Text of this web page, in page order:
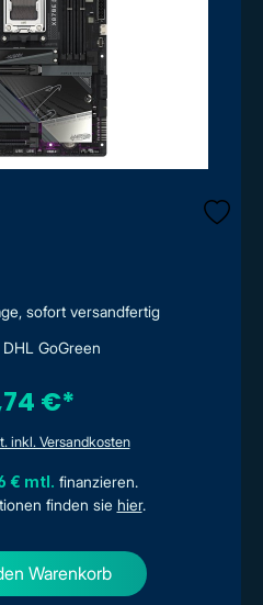
sofort versandfertig
GoGreen
€*
inkl. Versandkosten
€ mtl. finanzieren.
finden sie hier.
Warenkorb